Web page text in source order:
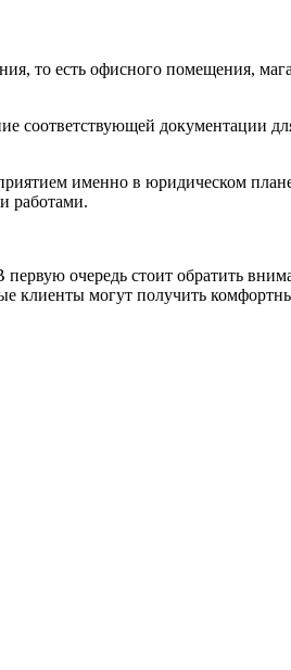
то есть офисного помещения,
соответствующей документации
именно в юридическом
работами.
очередь стоит обратить
клиенты могут получить